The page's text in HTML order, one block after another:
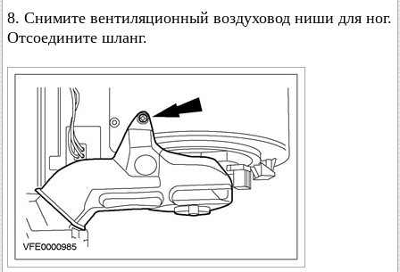
8. Снимите вентиляционный воздуховод ниши для ног.
Отсоедините шланг.